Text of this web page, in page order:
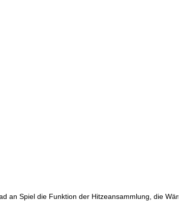
an Spiel die Funktion der Hitzeansammlung, die